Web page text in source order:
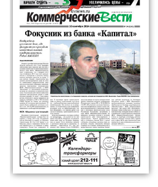
СТИЛЬ ЖИЗНИ